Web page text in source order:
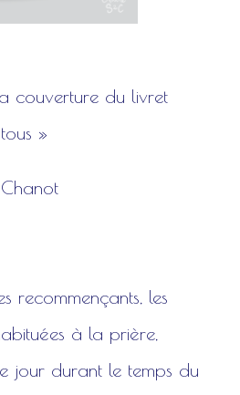
couverture du livret
»
recommençants, les
à la prière,
jour durant le temps du